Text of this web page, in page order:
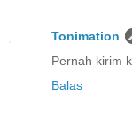
Tonimation
Pernah kirim
Balas